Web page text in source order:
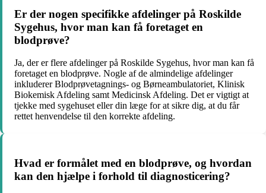
Er der nogen specifikke afdelinger på Roskilde
Sygehus, hvor man kan få foretaget en
blodprøve?
Ja, der er flere afdelinger på Roskilde Sygehus, hvor man kan få
foretaget en blodprøve. Nogle af de almindelige afdelinger
inkluderer Blodprøvetagnings- og Børneambulatoriet, Klinisk
Biokemisk Afdeling samt Medicinsk Afdeling. Det er vigtigt at
tjekke med sygehuset eller din læge for at sikre dig, at du får
rettet henvendelse til den korrekte afdeling.
Hvad er formålet med en blodprøve, og hvordan
kan den hjælpe i forhold til diagnosticering?